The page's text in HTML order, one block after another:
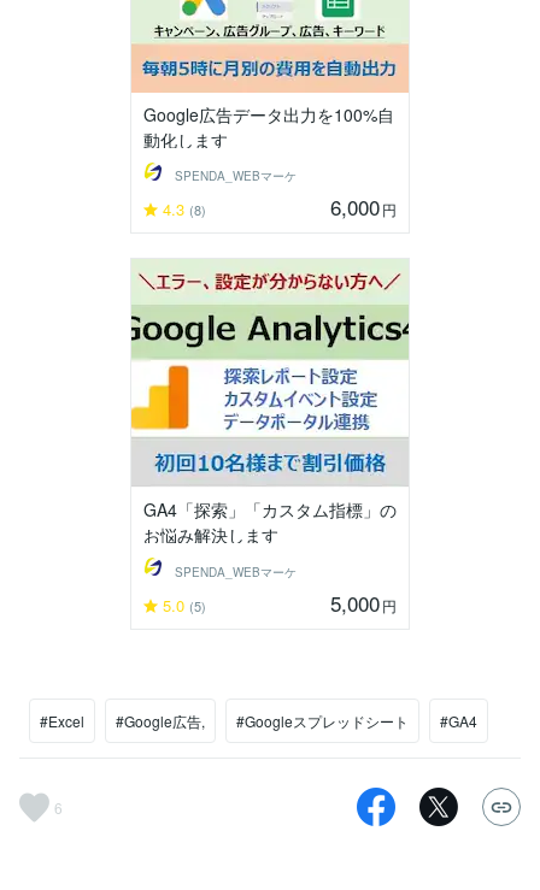
Google広告データ出力を100%自
動化します
SPENDA_WEBマーケ
4.3 (8) 6,000円
GA4「探索」「カスタム指標」の
お悩み解決します
SPENDA_WEBマーケ
5.0 (5) 5,000円
#Excel #Google広告, #Googleスプレッドシート #GA4
6